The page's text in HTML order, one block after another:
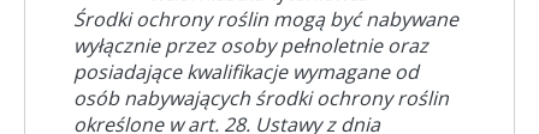
Środki ochrony roślin mogą być nabywane
wyłącznie przez osoby pełnoletnie oraz
posiadające kwalifikacje wymagane od
osób nabywających środki ochrony roślin
określone w art. 28. Ustawy z dnia